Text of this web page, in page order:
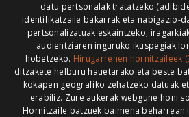
HONI BURUZ LEGE OHARRA
ARAUAK
datu pertsonalak tratatzeko
identifikatzaile bakarrak eta nabigazio-
pertsonalizatuak eskaintzeko,
audientziaren inguruko ikuspegiak
hobetzeko. Hirugarrenen hornitzaileek
ditzakete helburu hauetarako eta beste
kokapen geografiko zehatzeko datuak
erabiliz. Zure aukerak webgune honi
Hornitzaile batzuek baimena